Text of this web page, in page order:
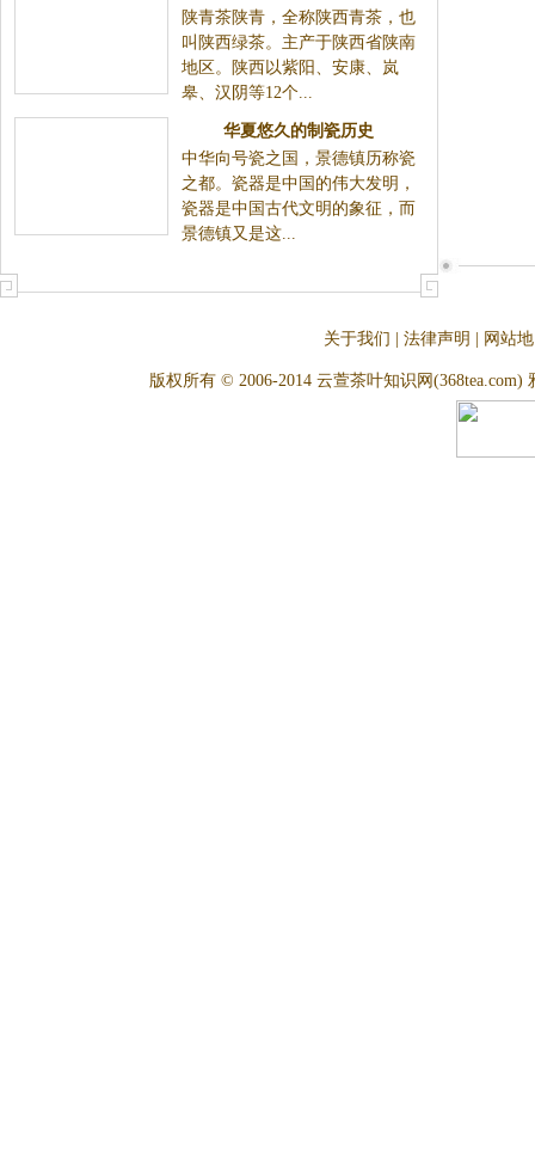
陕青茶陕青，全称陕西青茶，也
叫陕西绿茶。主产于陕西省陕南
地区。陕西以紫阳、安康、岚
皋、汉阴等12个...
华夏悠久的制瓷历史
中华向号瓷之国，景德镇历称瓷
之都。瓷器是中国的伟大发明，
瓷器是中国古代文明的象征，而
景德镇又是这...
关于我们 法律声明 网站
版权所有 © 2006-2014 云萱茶叶知识网